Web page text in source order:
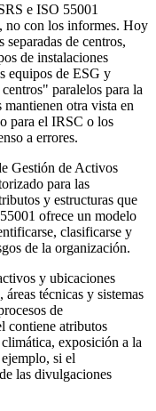
e ISO 55001
no con los informes. Hoy
de centros,
de instalaciones
equipos de ESG y
paralelos para la
otra vista en
para el IRSC o los
a errores.
Gestión de Activos
para las
y estructuras que
ofrece un modelo
clasificarse y
de la organización.
y ubicaciones
técnicas y sistemas
de
contiene atributos
exposición a la
si el
las divulgaciones